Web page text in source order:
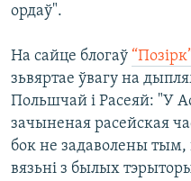
ордаў".
На сайце блогаў
зьвяртае ўвагу на
Польшчай і Расеяй: "У
зачыненая расейская
бок не задаволены тым,
вязьні з былых